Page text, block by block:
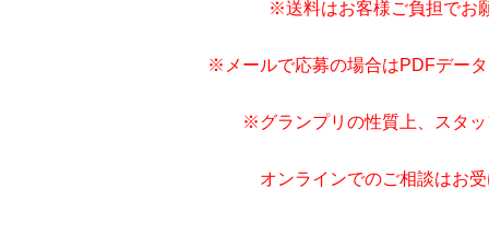
※送料はお客様ご負担でお
※メールで応募の場合はPDFデー
※グランプリの性質上、スタ
オンラインでのご相談はお